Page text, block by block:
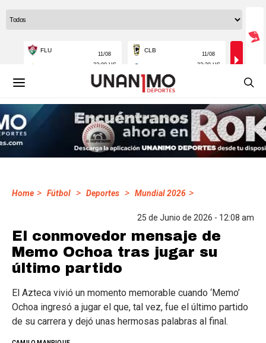
Home > Fútbol > Deportes > Mundial 2026 >
25 de Junio de 2026 - 12:08 am
El conmovedor mensaje de
Memo Ochoa tras jugar su
último partido
El Azteca vivió un momento memorable cuando ‘Memo’
Ochoa ingresó a jugar el que, tal vez, fue el último partido
de su carrera y dejó unas hermosas palabras al final.